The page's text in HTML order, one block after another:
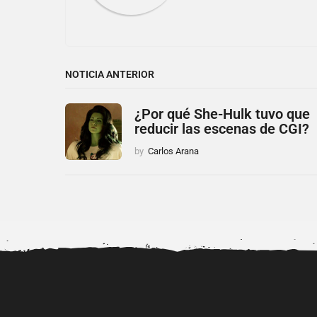
NOTICIA ANTERIOR
¿Por qué She-Hulk tuvo que
reducir las escenas de CGI?
by Carlos Arana